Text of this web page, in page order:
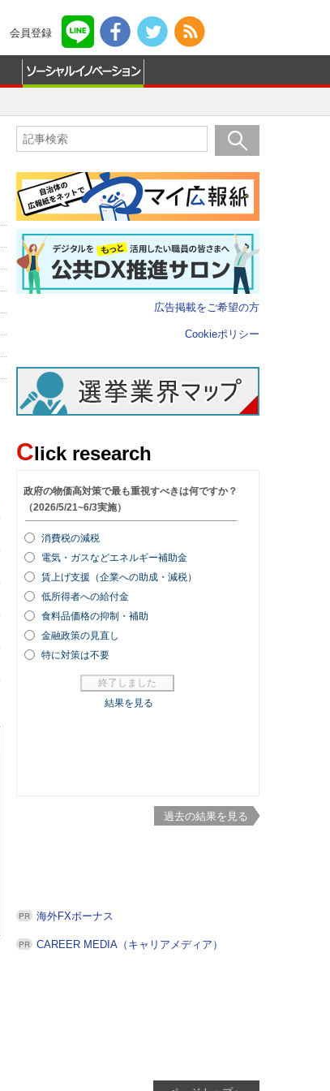
会員登録
広告掲載をご希望の方
Cookieポリシー
Click research
過去の結果を見る
海外FXボーナス
CAREER MEDIA（キャリアメディア）